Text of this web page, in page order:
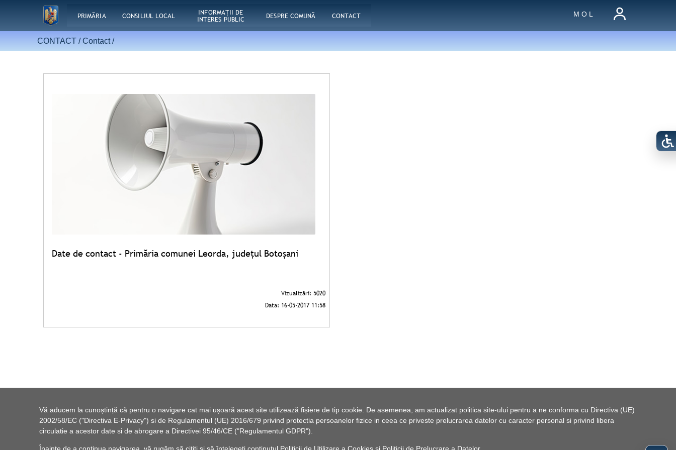
Vă aducem la cunoștință că pentru o navigare cat mai ușoară acest site utilizează fișiere de tip cookie. De asemenea, am actualizat politica site-ului pentru a ne conforma cu Directiva (UE)
2002/58/EC ("Directiva E-Privacy") si de Regulamentul (UE) 2016/679 privind protectia persoanelor fizice in ceea ce priveste prelucrarea datelor cu caracter personal si privind libera
circulatie a acestor date si de abrogare a Directivei 95/46/CE ("Regulamentul GDPR").
PRIMĂRIA CONSILIUL LOCAL INFORMAŢII DE
INTERES PUBLIC DESPRE COMUNĂ CONTACT M O L
CONTACT /Contact/
Date de contact - Primăria comunei Leorda, județul Botoșani